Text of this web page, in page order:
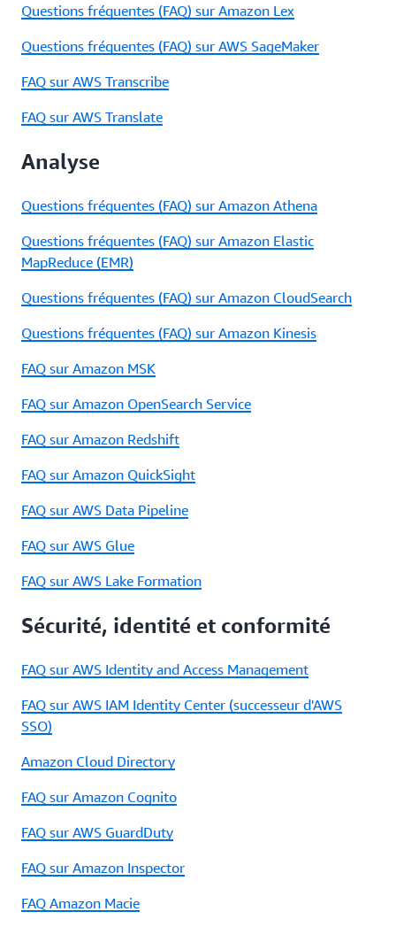
Questions fréquentes (FAQ) sur Amazon Lex
Questions fréquentes (FAQ) sur AWS SageMaker
FAQ sur AWS Transcribe
FAQ sur AWS Translate
Analyse
Questions fréquentes (FAQ) sur Amazon Athena
Questions fréquentes (FAQ) sur Amazon Elastic
MapReduce (EMR)
Questions fréquentes (FAQ) sur Amazon CloudSearch
Questions fréquentes (FAQ) sur Amazon Kinesis
FAQ sur Amazon MSK
FAQ sur Amazon OpenSearch Service
FAQ sur Amazon Redshift
FAQ sur Amazon QuickSight
FAQ sur AWS Data Pipeline
FAQ sur AWS Glue
FAQ sur AWS Lake Formation
Sécurité, identité et conformité
FAQ sur AWS Identity and Access Management
FAQ sur AWS IAM Identity Center (successeur d'AWS
SSO)
Amazon Cloud Directory
FAQ sur Amazon Cognito
FAQ sur AWS GuardDuty
FAQ sur Amazon Inspector
FAQ Amazon Macie